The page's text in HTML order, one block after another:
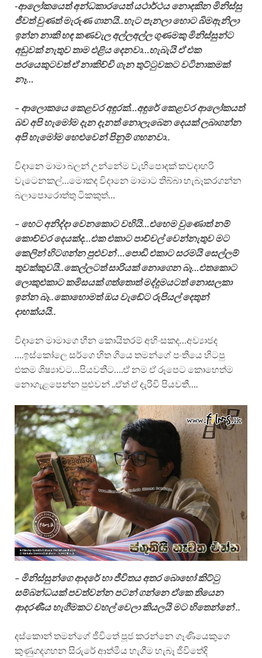
-ආලෝකයෙත් අන්ධකාරයෙත් යථාර්ථය නොදකින මිනිස්සු
ජීවත් වුණත් මැරුණ ගානයි..හැට පැනලා හොට බිමඇනිලා
ඉන්න නාකි හඳ කණවැල අල්ලඅල්ල ගුණමකු මිනිස්සුන්ට
අඩුවක් නැතුව තාම එළිය දෙනවා…හැබැයි ඒ එක
පරයෙකුටවත් ඒ නාකිච්චි ගැන තුට්ටුවකට වටිනාකමක්
නෑ…
– ආලොකයෙ කෙළවර අඳුරක්…අඳුරේ කෙළවර ආලෝකයත්
බව අපි හැමෝම දැන දැනත් නොලැබෙන දෙයක් ලබාගන්න
අපි හැමෝම හෙළුවෙන් පිනුම් ගහනවා..
විදානෙ මාමා බලන් උන්නේම වැහිපොදක් කවදාහරි
වැටෙනකල්…මොකද විදානෙ මාමාට තිබ්බා හැබෑකරගන්න
බලාපොරොත්තු ටිකකුත්…
– හෙට අනිද්දා වෙනකොට වහියි…එහෙම වුණොත් නම්
කොච්චර දෙයක්ද…එක එකාට පාච්චල් වෙන්නැතුව මට
කෙලින් හිටගන්න පුළුවන් …පොඩි එකාට සරමයි සෙල්ලම්
තුවක්කුවයි..කෙල්ලටත් සාරියක් නොගෙන බෑ…එතකොට
ලොකුඑකාට කමිසයක් ගත්තොත් මද්දුමයටත් නොසලකා
ඉන්න බෑ..කොහොමත් ඔය වැඩේට රුපියල් දෙතුන්
දාහක්යයි..
විදානෙ මාමාගෙ හීන කොයිතරම් අහිංසකද…අව්‍යාජද
….ඉස්කෝලෙ සර්ගෙ හිත ගියෙ තමන්ගේ පංතියෙ හිටපු
එකම ශිෂ්‍යාවට…පියවතීට….ඒ නම ඒ රූපෙට කොහෙත්ම
නොගැළපෙන්න පුළුවන් ..ඒත් ඒ දැරිවි පියවතී….
– මිනිස්සුන්ගෙ ආදරේ හා ජීවිතය අතර බොහෝ කිට්ටු
සම්බන්ධයක් පවත්වන්න පටන් ගන්නෙ ඒකෙ තියෙන
ආදරණීය හැගීමකට වහල් වෙලා කියලයි මට හිතෙන්නේ ..
දස්කොන් තමන්ගේ ජීවිතේ පූජ කරන්නෙ ගෑණියෙකුගෙ
කුණුගදගහන සිරුරේ ආත්මීය හැගීම හැබෑ ජීවිතේදි